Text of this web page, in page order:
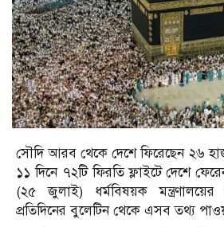
সৌদি আরব থেকে দেশে ফিরেছেন ২৬
১১ দিনে ৭২টি ফিরতি ফ্লাইটে দেশে
(২৫ জুলাই) ধর্মবিষয়ক
প্রতিদিনের বুলেটিন থেকে এসব তথ্য